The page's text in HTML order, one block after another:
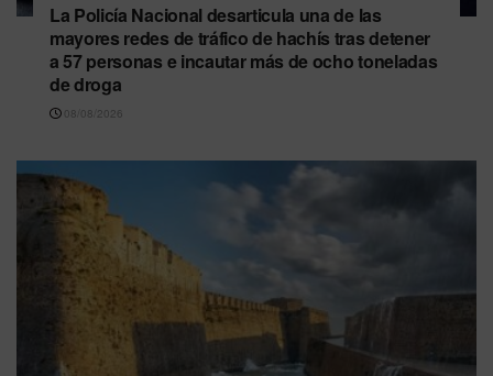
La Policía Nacional desarticula una de las
mayores redes de tráfico de hachís tras detener
a 57 personas e incautar más de ocho toneladas
de droga
08/08/2026